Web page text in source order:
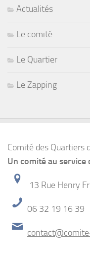
Actualités
Le comité
Le Quartier
Le Zapping
Comité des Quartiers
Un comité au service
13 Rue Henry
06 32 19 16 39